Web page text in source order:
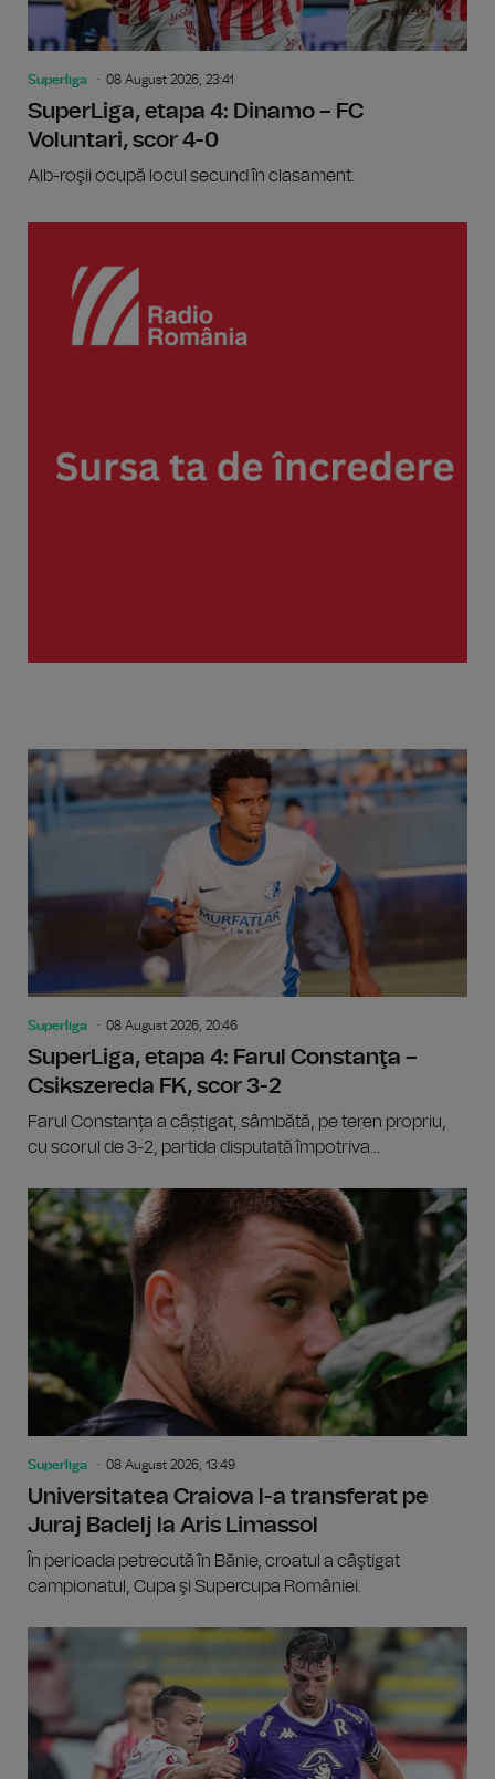
Superliga 08 August 2026, 23:41
SuperLiga, etapa 4: Dinamo – FC
Voluntari, scor 4-0
Alb-roşii ocupă locul secund în clasament.
Superliga 08 August 2026, 20:46
SuperLiga, etapa 4: Farul Constanţa –
Csikszereda FK, scor 3-2
Farul Constanța a câștigat, sâmbătă, pe teren propriu,
cu scorul de 3-2, partida disputată împotriva...
Superliga 08 August 2026, 13:49
Universitatea Craiova l-a transferat pe
Juraj Badelj la Aris Limassol
În perioada petrecută în Bănie, croatul a câştigat
campionatul, Cupa şi Supercupa României.